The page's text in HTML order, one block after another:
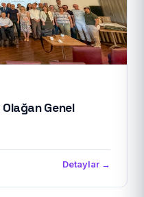
Genel
Detaylar →